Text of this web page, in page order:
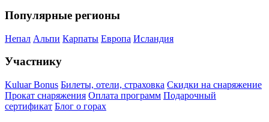
Популярные регионы
Непал Альпи Карпаты Европа Исландия
Участнику
Kuluar Bonus Билеты, отели, страховка Скидки на снаряжение
Прокат снаряжения Оплата программ Подарочный
сертификат Блог о горах